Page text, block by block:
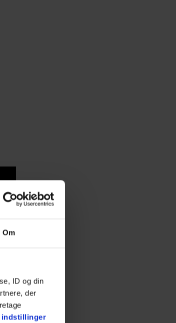
Om
ID og din
der
indstillinger